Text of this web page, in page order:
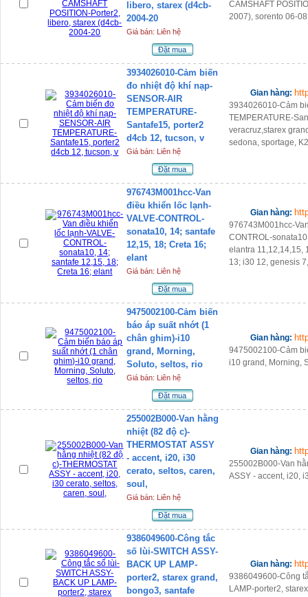
libero, starex (d4cb-
2004-20
Giá bán: Liên hệ
Đặt mua
CAMSHAFT
2007), sorento 06-
3934026010-Cảm biến
đo nhiệt độ khí nạp-
SENSOR-AIR
TEMPERATURE-
Santafe15, porter2
d4cb 12, tucson, v
Giá bán: Liên hệ
Đặt mua
Gian hàng:
3934026010-Cảm
TEMPERATURE-
veracruz,starex
sedona, sportage,
976743M001hcc-Van
điều khiển lốc lạnh-
VALVE-CONTROL-
sonata10, 14; santafe
12,15, 18; Creta 16;
elant
Giá bán: Liên hệ
Đặt mua
Gian hàng:
976743M001hcc-
CONTROL-
elantra 11,12,14,15,
13; i30 12, genesis
9475002100-Cảm biến
báo áp suất nhớt (1
chân ghim)-i10
grand, Morning,
Soluto, seltos, rio
Giá bán: Liên hệ
Đặt mua
Gian hàng:
9475002100-Cảm
i10 grand, Morning,
255002B000-Van hằng
nhiệt (82 độ c)-
THERMOSTAT ASSY
- accent, i20, i30
cerato, seltos, caren,
soul,
Giá bán: Liên hệ
Đặt mua
Gian hàng:
255002B000-Van
ASSY - accent, i20,
9386049600-Công tắc
số lùi-SWITCH ASSY-
BACK UP LAMP-
porter2, starex grand,
bongo3, santafe
Gian hàng:
9386049600-Công
LAMP-porter2,